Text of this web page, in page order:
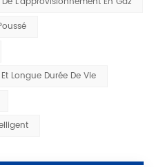
Longue Durée De Vie